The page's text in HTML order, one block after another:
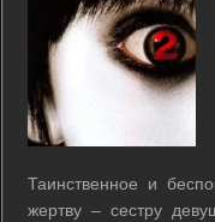
Таинственное и
жертву – сестру